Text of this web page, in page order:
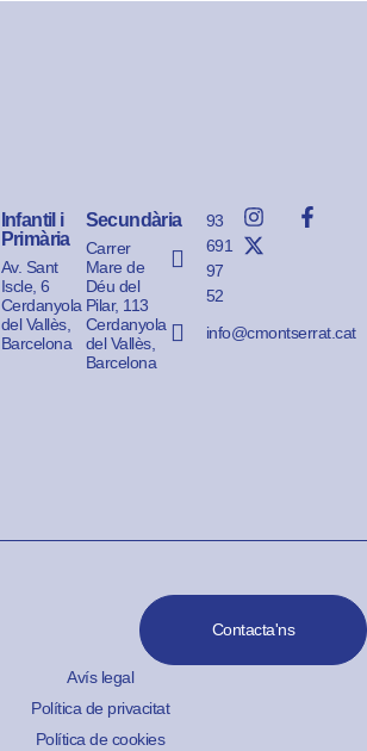
Infantil i
Primària
Av. Sant
Iscle, 6
Cerdanyola
del Vallès,
Barcelona
Secundària
Carrer
Mare de
Déu del
Pilar, 113
Cerdanyola
del Vallès,
Barcelona
93
691
97
52
info@cmontserrat.cat
Contacta'ns
Avís legal
Política de privacitat
Política de cookies